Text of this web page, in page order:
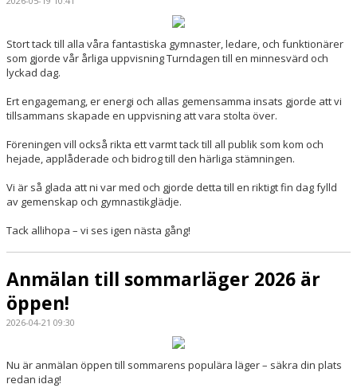
Stort tack till alla våra fantastiska gymnaster, ledare, och funktionärer
som gjorde vår årliga uppvisning Turndagen till en minnesvärd och
lyckad dag.
Ert engagemang, er energi och allas gemensamma insats gjorde att vi
tillsammans skapade en uppvisning att vara stolta över.
Föreningen vill också rikta ett varmt tack till all publik som kom och
hejade, applåderade och bidrog till den härliga stämningen.
Vi är så glada att ni var med och gjorde detta till en riktigt fin dag fylld
av gemenskap och gymnastikglädje.
Tack allihopa – vi ses igen nästa gång!
Anmälan till sommarläger 2026 är
öppen!
2026-04-21 09:30
Nu är anmälan öppen till sommarens populära läger – säkra din plats
redan idag!